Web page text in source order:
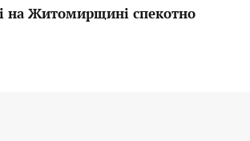
на Житомирщині спекотно